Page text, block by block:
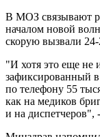
В МОЗ связывают
началом новой
скорую вызвали 24-
"И хотя это еще не
зафиксированный в
по телефону 55
как на медиков
и на диспетчеров",